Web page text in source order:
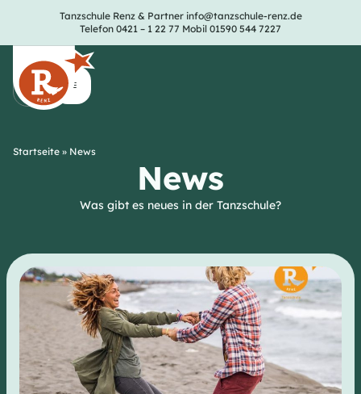
Tanzschule Renz & Partnerinfo@tanzschule-renz.de
Telefon 0421 – 1 22 77 Mobil 01590 544 7227
Startseite » News
News
Was gibt es neues in der Tanzschule?